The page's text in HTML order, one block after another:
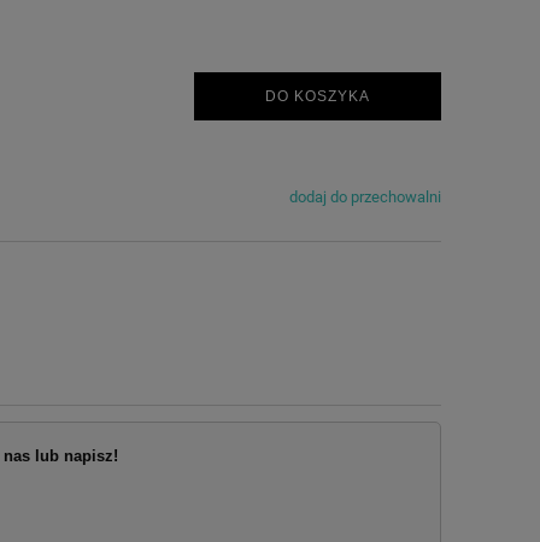
DO KOSZYKA
dodaj do przechowalni
lub napisz!